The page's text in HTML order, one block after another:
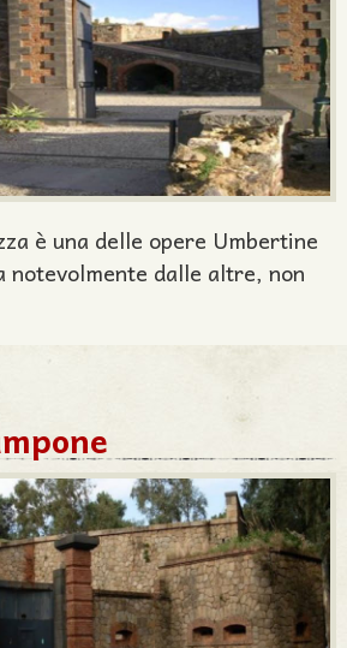
è una delle opere Umbertine
notevolmente dalle altre, non